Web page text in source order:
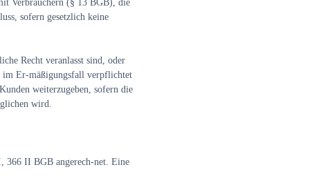
Verbrauchern (§ 13 BGB), die
sofern gesetzlich keine
Recht veranlasst sind, oder
im Er-mäßigungsfall verpflichtet
weiterzugeben, sofern die
wird.
366 II BGB angerech-net. Eine